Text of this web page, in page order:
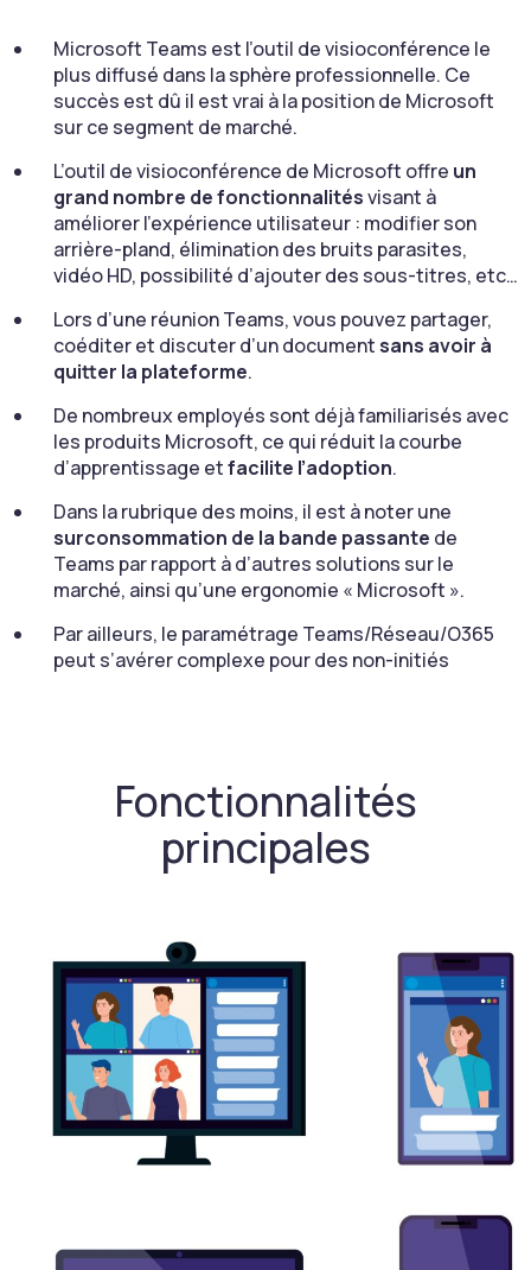
Microsoft Teams est l’outil de visioconférence le
plus diffusé dans la sphère professionnelle. Ce
succès est dû il est vrai à la position de Microsoft
sur ce segment de marché.
L’outil de visioconférence de Microsoft offre un
grand nombre de fonctionnalitésvisant à
améliorer l’expérience utilisateur : modifier son
arrière-pland, élimination des bruits parasites,
vidéo HD, possibilité d’ajouter des sous-titres, etc…
Lors d’une réunion Teams, vous pouvez partager,
coéditer et discuter d’un documentsans avoir à
quitter la plateforme.
De nombreux employés sont déjà familiarisés avec
les produits Microsoft, ce qui réduit la courbe
d’apprentissage etfacilite l’adoption.
Dans la rubrique des moins, il est à noter une
surconsommation de la bande passante de
Teams par rapport à d’autres solutions sur le
marché, ainsi qu’une ergonomie « Microsoft ».
Par ailleurs, le paramétrage Teams/Réseau/O365
peut s’avérer complexe pour des non-initiés
Fonctionnalités
principales